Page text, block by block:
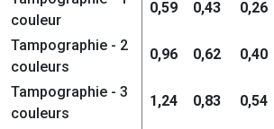
couleur
0,59 0,43 0,26
Tampographie - 2
couleurs
0,96 0,62 0,40
Tampographie - 3
couleurs
1,24 0,83 0,54